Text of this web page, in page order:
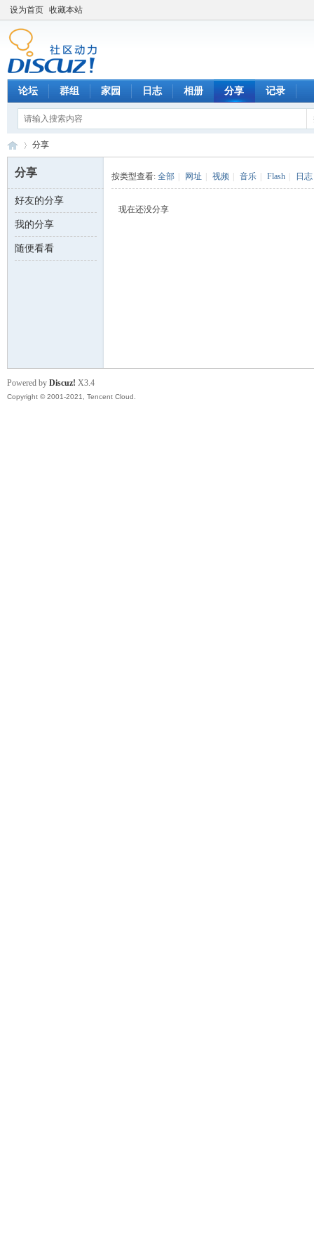
设为首页 收藏本站
论坛 群组 家园 日志 相册 分享 记录
数 ›
分享
分享
好友的分享
我的分享
随便看看
按类型查看: 全部 网址 视频 音乐 Flash 日志
现在还没分享
Powered by Discuz! X3.4
Copyright © 2001-2021, Tencent Cloud.